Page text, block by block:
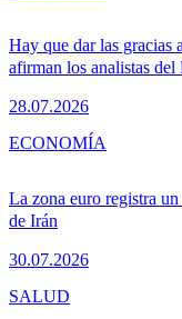
Hay que dar las gracias
afirman los analistas del
28.07.2026
La zona euro registra
de Irán
30.07.2026
ECONOMÍA
SALUD